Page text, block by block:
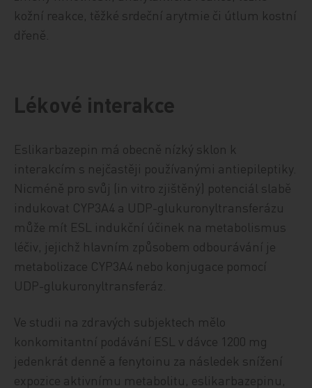
kožní reakce, těžké srdeční arytmie či útlum kostní
dřeně.
Lékové interakce
Eslikarbazepin má obecně nízký sklon k
interakcím s nejčastěji používanými antiepileptiky.
Nicméně pro svůj (in vitro zjištěný) potenciál slabě
indukovat CYP3A4 a UDP-glukuronyltransferázu
může mít ESL indukční účinek na metabolismus
léčiv, jejichž hlavním způsobem odbourávání je
metabolizace CYP3A4 nebo konjugace pomocí
UDP-glukuronyltransferáz.
Ve studii na zdravých subjektech mělo
konkomitantní podávání ESL v dávce 1200 mg
jedenkrát denně a fenytoinu za následek snížení
expozice aktivnímu metabolitu, eslikarbazepinu,